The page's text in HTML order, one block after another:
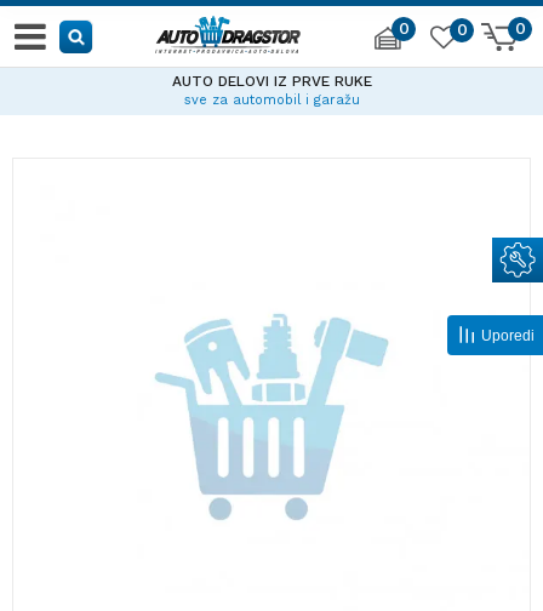
0 0
0
AUTO DELOVI IZ PRVE RUKE
sve za automobil i garažu
Uporedi